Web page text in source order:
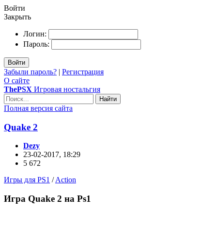
Войти
Закрыть
Логин:
Пароль:
Войти
Забыли пароль? | Регистрация
О сайте
ThePSX Игровая ностальгия
Найти
Полная версия сайта
Quake 2
Dezy
23-02-2017, 18:29
5 672
Игры для PS1 /Action
Игра Quake 2 на Ps1